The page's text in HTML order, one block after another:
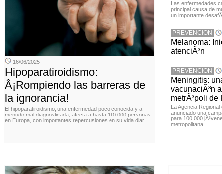
16/06/2025
Hipoparatiroidismo:
Â¡Rompiendo las barreras de
la ignorancia!
El hipoparatiroidismo, una enfermedad poco conocida y a
menudo mal diagnosticada, afecta a hasta 110.000 personas
en Europa, con importantes repercusiones en su vida diar
Las enfermedades
principal causa de
un importante
PREVENCION
Melanoma:
atenciÃ³n
PREVENCION
Meningitis:
vacunaciÃ³n
metrÃ³poli de
La Agencia
anunciado una
para 100.000
metropolitana